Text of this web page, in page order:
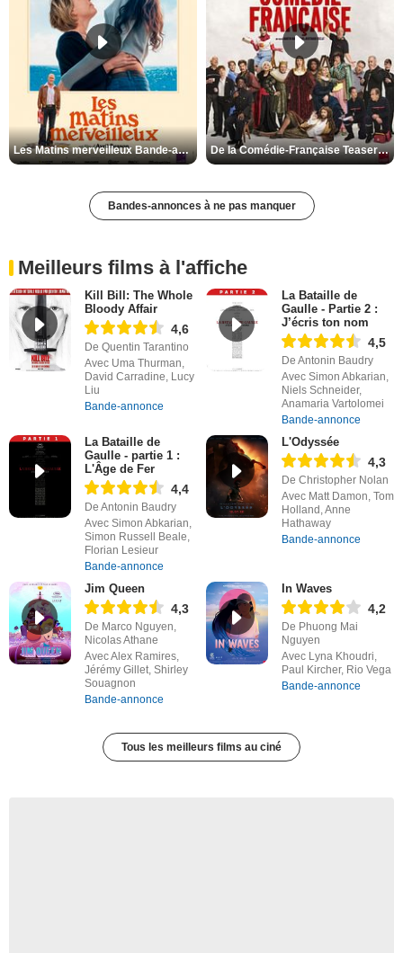
Les Matins merveilleux Bande-annonce VF De la Comédie-Française Teaser VF
Bandes-annonces à ne pas manquer
Meilleurs films à l'affiche
Kill Bill: The Whole
Bloody Affair
4,6
De Quentin Tarantino
Avec Uma Thurman,
David Carradine, Lucy
Liu
Bande-annonce
La Bataille de
Gaulle - Partie 2 :
J’écris ton nom
4,5
De Antonin Baudry
Avec Simon Abkarian,
Niels Schneider,
Anamaria Vartolomei
Bande-annonce
La Bataille de
Gaulle - partie 1 :
L'Âge de Fer
4,4
De Antonin Baudry
Avec Simon Abkarian,
Simon Russell Beale,
Florian Lesieur
Bande-annonce
L'Odyssée
4,3
De Christopher Nolan
Avec Matt Damon, Tom
Holland, Anne
Hathaway
Bande-annonce
Jim Queen
4,3
De Marco Nguyen,
Nicolas Athane
Avec Alex Ramires,
Jérémy Gillet, Shirley
Souagnon
Bande-annonce
In Waves
4,2
De Phuong Mai
Nguyen
Avec Lyna Khoudri,
Paul Kircher, Rio Vega
Bande-annonce
Tous les meilleurs films au ciné